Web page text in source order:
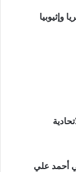
وإثيوبيا
أحمد علي